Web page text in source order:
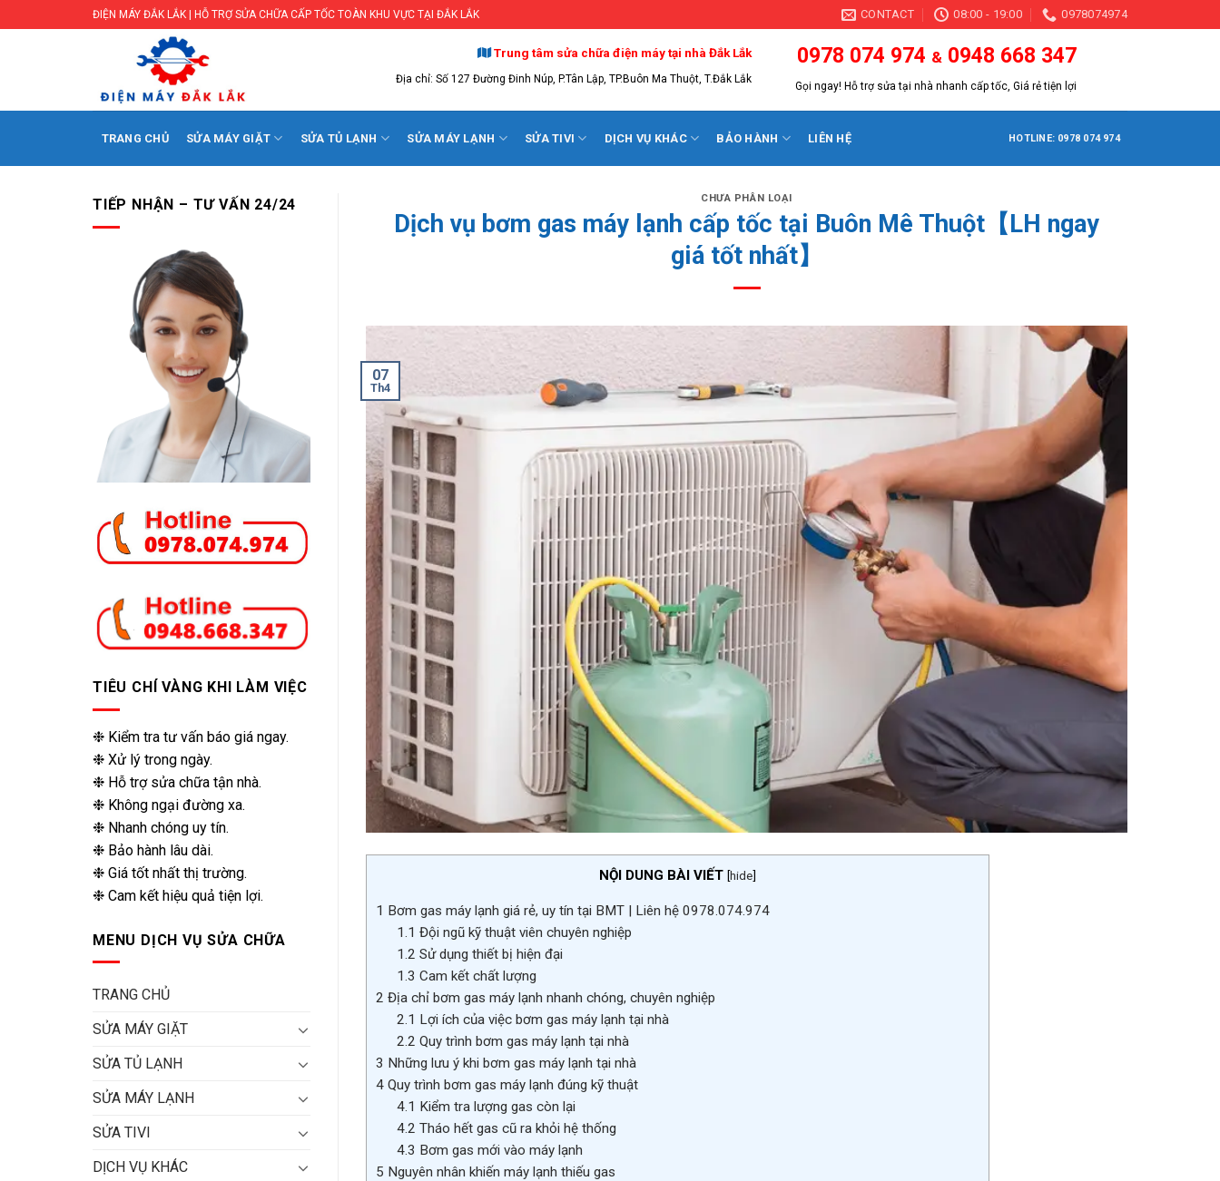
to
ĐIỆN MÁY ĐẮK LẮK | HỖ TRỢ SỬA CHỮA CẤP TỐC TOÀN KHU VỰC TẠI ĐẮK LẮK CONTACT 08:00 - 19:00 0978074974
Trung tâm sửa chữa điện máy tại nhà Đắk Lắk
Địa chỉ: Số 127 Đường Đinh Núp, P.Tân Lập, TP.Buôn Ma Thuột, T.Đắk Lắk
0978 074 974 & 0948 668 347
Gọi ngay! Hỗ trợ sửa tại nhà nhanh cấp tốc, Giá rẻ tiện lợi
TRANG CHỦ SỬA MÁY GIẶT SỬA TỦ LẠNH SỬA MÁY LẠNH SỬA TIVI DỊCH VỤ KHÁC BẢO HÀNH LIÊN HỆ HOTLINE: 0978 074 974
TIẾP NHẬN – TƯ VẤN 24/24
TIÊU CHÍ VÀNG KHI LÀM VIỆC
❉ Kiểm tra tư vấn báo giá ngay.
❉ Xử lý trong ngày.
❉ Hỗ trợ sửa chữa tận nhà.
❉ Không ngại đường xa.
❉ Nhanh chóng uy tín.
❉ Bảo hành lâu dài.
❉ Giá tốt nhất thị trường.
❉ Cam kết hiệu quả tiện lợi.
MENU DỊCH VỤ SỬA CHỮA
TRANG CHỦ
SỬA MÁY GIẶT
SỬA TỦ LẠNH
SỬA MÁY LẠNH
SỬA TIVI
DỊCH VỤ KHÁC
CHƯA PHÂN LOẠI
Dịch vụ bơm gas máy lạnh cấp tốc tại Buôn Mê Thuột【LH ngay
giá tốt nhất】
07
Th4
NỘI DUNG BÀI VIẾT [hide]
1 Bơm gas máy lạnh giá rẻ, uy tín tại BMT | Liên hệ 0978.074.974
1.1 Đội ngũ kỹ thuật viên chuyên nghiệp
1.2 Sử dụng thiết bị hiện đại
1.3 Cam kết chất lượng
2 Địa chỉ bơm gas máy lạnh nhanh chóng, chuyên nghiệp
2.1 Lợi ích của việc bơm gas máy lạnh tại nhà
2.2 Quy trình bơm gas máy lạnh tại nhà
3 Những lưu ý khi bơm gas máy lạnh tại nhà
4 Quy trình bơm gas máy lạnh đúng kỹ thuật
4.1 Kiểm tra lượng gas còn lại
4.2 Tháo hết gas cũ ra khỏi hệ thống
4.3 Bơm gas mới vào máy lạnh
5 Nguyên nhân khiến máy lạnh thiếu gas